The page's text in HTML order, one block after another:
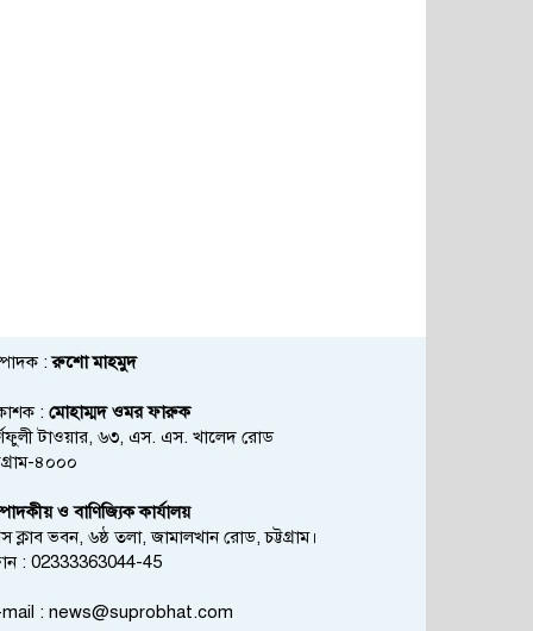
:রুশো মাহমুদ
: মোহাম্মদ ওমর ফারুক
টাওয়ার, ৬৩, এস. এস. খালেদ রোড
৪০০০
ও বাণিজ্যিক কার্যালয়
ক্লাব ভবন, ৬ষ্ঠ তলা, জামালখান রোড, চট্টগ্রাম।
: 02333363044-45
: news@suprobhat.com